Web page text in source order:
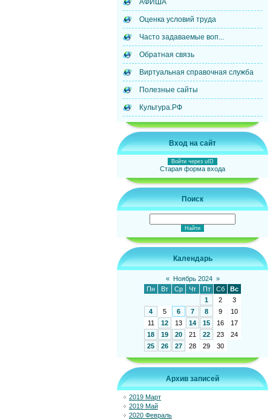
АФИША
Оценка условий труда
Часто задаваемые воп...
Обратная связь
Виртуальная справочная служба
Полезные сайты
Культура.РФ
Вход на сайт
Войти через uID
Старая форма входа
Поиск
Календарь
« Ноябрь 2024 »
Пн
Вт Ср Чт Пт Сб
Вс
1
2
3
4
5 6 7 8 9
10
11
12 13 14 15 16
17
18
19 20 21 22 23
24
25
26 27 28 29 30
Архив записей
2019 Март
2019 Май
2020 Февраль